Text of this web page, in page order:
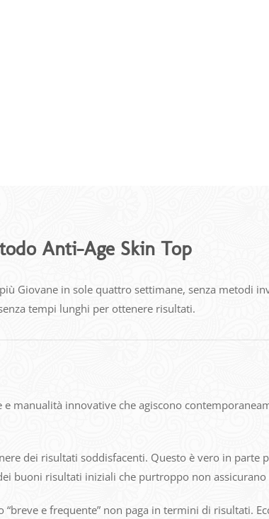
Anti-Age Skin Top
Giovane in sole quattro settimane, senza metodi
tempi lunghi per ottenere risultati.
manualità innovative che agiscono
dei risultati soddisfacenti. Questo è vero in parte
buoni risultati iniziali che purtroppo non
e frequente” non paga in termini di risultati.